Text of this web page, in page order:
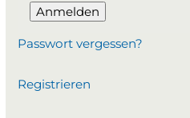
Anmelden
Passwort vergessen?
Registrieren